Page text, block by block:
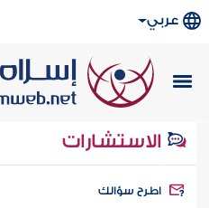
عربي
الاستشارات